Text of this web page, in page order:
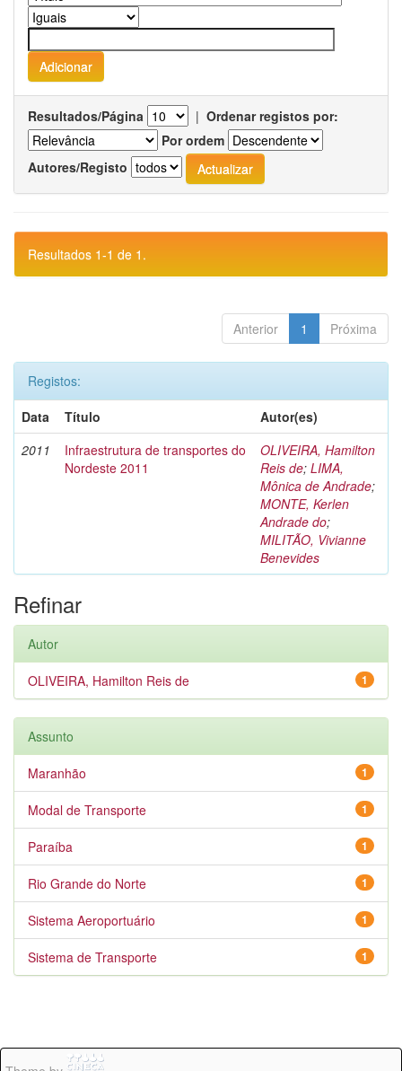
Resultados/Página | Ordenar registos por:
Por ordem
Autores/Registo
Resultados 1-1 de 1.
Anterior 1 Próxima
Registos:
Data
Título
Autor(es)
2011
Infraestrutura de transportes do
Nordeste 2011
OLIVEIRA, Hamilton
Reis de; LIMA,
Mônica de Andrade;
MONTE, Kerlen
Andrade do;
MILITÃO, Vivianne
Benevides
Refinar
Autor
1
OLIVEIRA, Hamilton Reis de
Assunto
1
Maranhão
1
Modal de Transporte
1
Paraíba
1
Rio Grande do Norte
1
Sistema Aeroportuário
1
Sistema de Transporte